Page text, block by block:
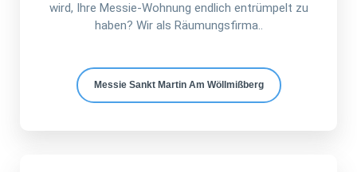
wird, Ihre Messie-Wohnung endlich entrümpelt zu
haben? Wir als Räumungsfirma..
Messie Sankt Martin Am Wöllmißberg